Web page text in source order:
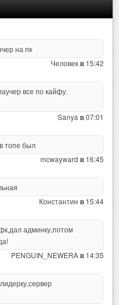
на пк
Человекв 15:42
все по кайфу.
Sanya в07:01
топе был
mcwayward в 16:45
Константин в 15:44
админку,потом
PENGUIN_NEWERAв 14:35